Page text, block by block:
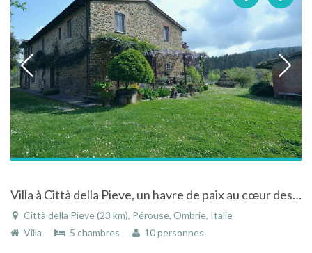
Villa à Città della Pieve, un havre de paix au cœur des bois et des oliveraies
Città della Pieve (23 km), Pérouse, Ombrie, Italie
Villa
5 chambres 10 personnes